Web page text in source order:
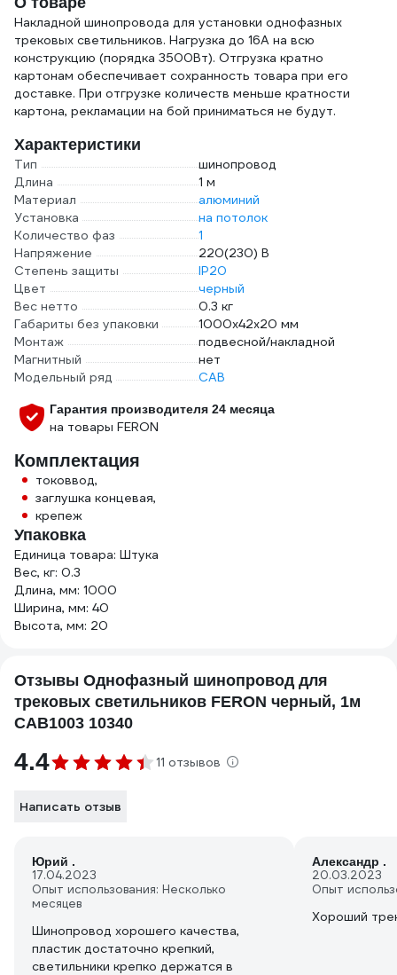
Накладной шинопровода для установки однофазных
трековых светильников. Нагрузка до 16А на всю
конструкцию (порядка 3500Вт). Отгрузка кратно
картонам обеспечивает сохранность товара при его
доставке. При отгрузке количеств меньше кратности
картона, рекламации на бой приниматься не будут.
Характеристики
Тип
шинопровод
Длина
1 м
Материал
алюминий
Установка
на потолок
Количество фаз
1
Напряжение
220(230) В
Степень защиты
IP20
Цвет
черный
Вес нетто
0.3 кг
Габариты без упаковки
1000х42х20 мм
Монтаж
подвесной/накладной
Магнитный
нет
Модельный ряд
CAB
Гарантия производителя 24 месяца
на товары FERON
Комплектация
токоввод,
заглушка концевая,
крепеж
Упаковка
Единица товара: Штука
Вес, кг: 0.3
Длина, мм: 1000
Ширина, мм: 40
Высота, мм: 20
Отзывы Однофазный шинопровод для
трековых светильников FERON черный, 1м
CAB1003 10340
4.4 11 отзывов
Написать отзыв
Юрий .
17.04.2023
Опыт использования: Несколько
месяцев
Шинопровод хорошего качества,
пластик достаточно крепкий,
светильники крепко держатся в
Александр .
20.03.2023
Опыт
Хороший